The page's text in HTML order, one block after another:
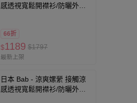
感透視寬鬆開襟衫/防曬外套-
66折
$1189 $1797
最新上架
日本 Bab - 涼爽嫘縈 接觸涼
感透視寬鬆開襟衫/防曬外套-